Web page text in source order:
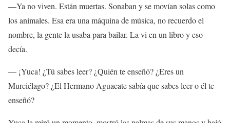
—Ya no viven. Están muertas. Sonaban y se movían solas como
los animales. Esa era una máquina de música, no recuerdo el
nombre, la gente la usaba para bailar. La vi en un libro y eso
decía.
— ¡Yuca! ¿Tú sabes leer? ¿Quién te enseñó? ¿Eres un
Murciélago? ¿El Hermano Aguacate sabía que sabes leer o él te
enseñó?